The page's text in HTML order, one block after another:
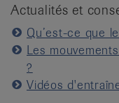
Actualités et
Qu’est-ce que
Les
?
Vidéos